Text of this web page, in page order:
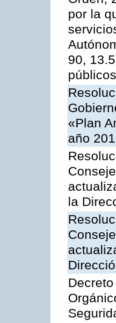
por la
90,
«Plan
año
la